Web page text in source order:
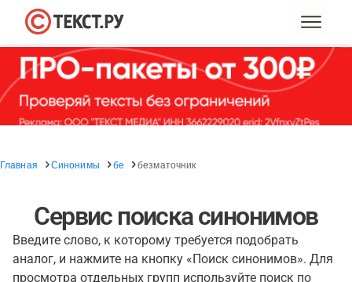
Главная Синонимы бе безматочник
Сервис поиска синонимов
Введите слово, к которому требуется подобрать
аналог, и нажмите на кнопку «Поиск синонимов». Для
просмотра отдельных групп используйте поиск по